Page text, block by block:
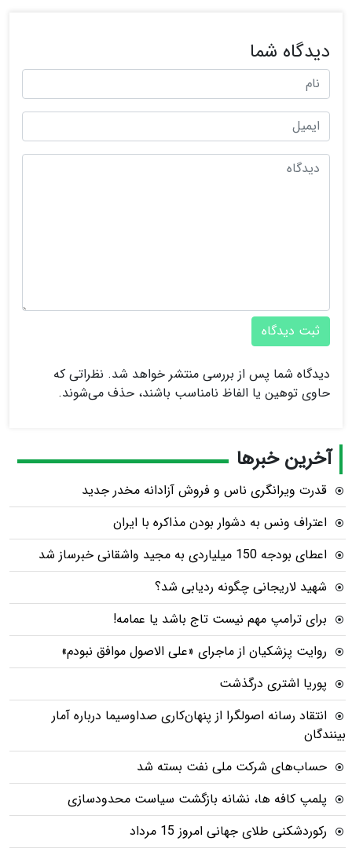
دیدگاه شما
ثبت دیدگاه
دیدگاه شما پس از بررسی منتشر خواهد شد. نظراتی که
حاوی توهین یا الفاظ نامناسب باشند، حذف می‌شوند.
آخرین خبرها
قدرت ویرانگری ناس و فروش آزادانه مخدر جدید
اعتراف ونس به دشوار بودن مذاکره با ایران
اعطای بودجه 150 میلیاردی به مجید واشقانی خبرساز شد
شهید لاریجانی چگونه ردیابی شد؟
برای ترامپ مهم نیست تاج باشد یا عمامه!
روایت پزشکیان از ماجرای «علی الاصول موافق نبودم»
پوریا اشتری درگذشت
انتقاد رسانه اصولگرا از پنهان‌کاری صداوسیما درباره آمار
بینندگان
حساب‌های شرکت ملی نفت بسته شد
پلمپ کافه ها، نشانه بازگشت سیاست محدودسازی
رکوردشکنی طلای جهانی امروز 15 مرداد